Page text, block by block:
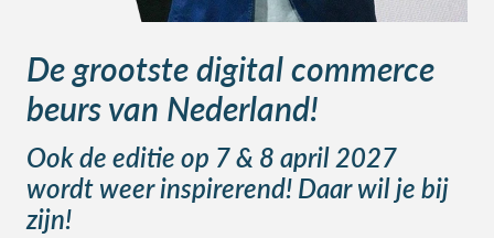
De grootste digital commerce
beurs van Nederland!
Ook de editie op 7 & 8 april 2027
wordt weer inspirerend! Daar wil je bij
zijn!